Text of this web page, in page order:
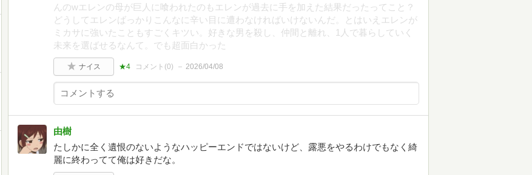
んのwエレンの母が巨人に喰われたのもエレンが過去に手を加えた結果だったってこと？
どうしてエレンばっかりこんなに辛い目に遭わなければいけないんだ。とはいえエレンが
ミカサに強いたこともすごくキツい。好きな男を殺し、仲間と離れ、1人で暮らしていく
未来を選ばせるなんて。でも超面白かった
ナイス ★4 コメント(0) 2026/04/08
由樹
たしかに全く遺恨のないようなハッピーエンドではないけど、露悪をやるわけでもなく綺
麗に終わってて俺は好きだな。